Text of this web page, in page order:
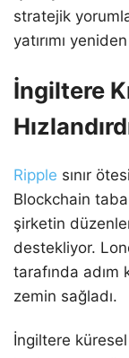
stratejik
yatırımı
İngiltere
Ripple sınır
Blockchain
şirketin
destekliyor.
tarafında
zemin sağladı.
İngiltere